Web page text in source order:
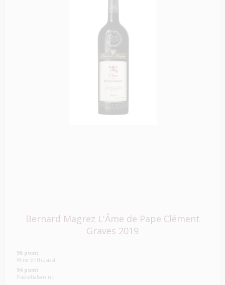
Bernard Magrez L'Âme de Pape Clément
Graves 2019
96 point
Wine Enthusiast
94 point
Flaskehalsen.nu